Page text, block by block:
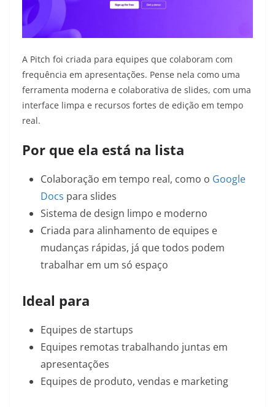
A Pitch foi criada para equipes que colaboram com
frequência em apresentações. Pense nela como uma
ferramenta moderna e colaborativa de slides, com uma
interface limpa e recursos fortes de edição em tempo
real.
Por que ela está na lista
Colaboração em tempo real, como o Google
Docs para slides
Sistema de design limpo e moderno
Criada para alinhamento de equipes e
mudanças rápidas, já que todos podem
trabalhar em um só espaço
Ideal para
Equipes de startups
Equipes remotas trabalhando juntas em
apresentações
Equipes de produto, vendas e marketing